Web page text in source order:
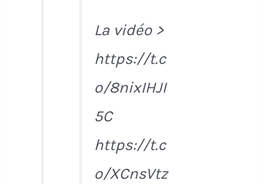
La vidéo >
https://t.c
o/8nixIHJI
5C
https://t.c
o/XCnsVtz